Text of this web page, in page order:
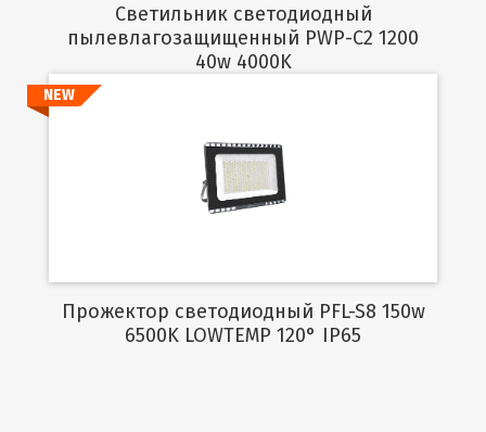
Светильник светодиодный
пылевлагозащищенный PWP-C2 1200
40w 4000K
Подробнее
NEW
Прожектор светодиодный PFL-S8 150w
6500K LOWTEMP 120° IP65